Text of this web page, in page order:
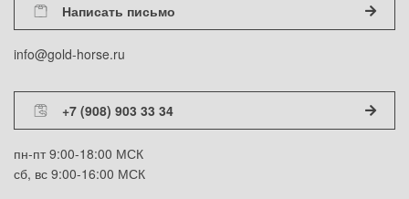
Написать письмо
info@gold-horse.ru
+7 (908) 903 33 34
пн-пт 9:00-18:00 МСК
сб, вс 9:00-16:00 МСК